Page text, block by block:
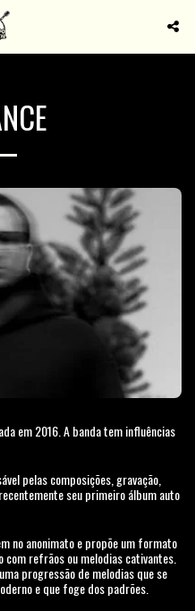
em 2016. A banda tem influências
pelas composições, gravação,
seu primeiro álbum auto
no anonimato e propõe um formato
refrãos ou melodias cativantes.
progressão de melodias que se
e que foge dos padrões.